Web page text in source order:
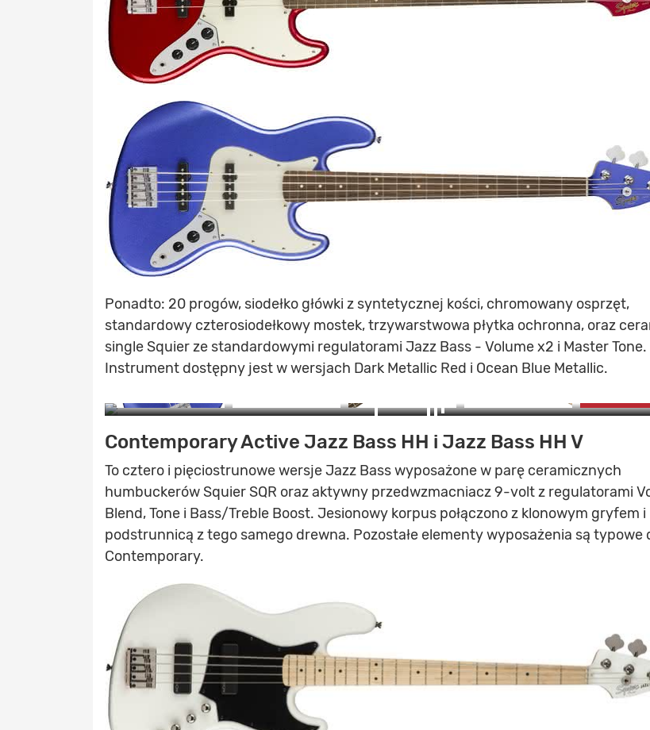
Ponadto: 20 progów, siodełko główki z syntetycznej kości, chromowany osprzęt,
standardowy czterosiodełkowy mostek, trzywarstwowa płytka ochronna, oraz
single Squier ze standardowymi regulatorami Jazz Bass - Volume x2 i Master Tone.
Instrument dostępny jest w wersjach Dark Metallic Red i Ocean Blue Metallic.
8
ZOBACZ ZDJĘCIA (8)
Contemporary Active Jazz Bass HH i Jazz Bass HH V
To cztero i pięciostrunowe wersje Jazz Bass wyposażone w parę ceramicznych
humbuckerów Squier SQR oraz aktywny przedwzmacniacz 9-volt z regulatorami
Blend, Tone i Bass/Treble Boost. Jesionowy korpus połączono z klonowym gryfem i
podstrunnicą z tego samego drewna. Pozostałe elementy wyposażenia są typowe
Contemporary.